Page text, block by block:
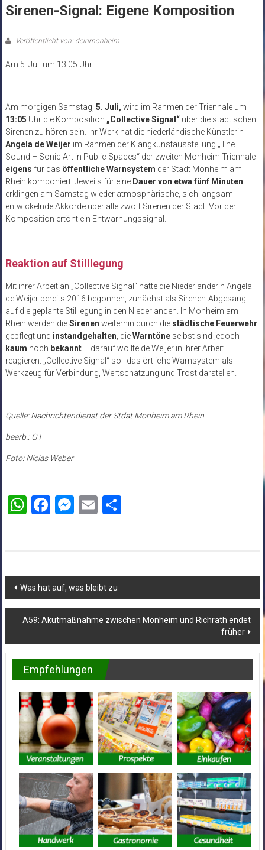
Sirenen-Signal: Eigene Komposition
Veröffentlicht von: deinmonheim
Am 5. Juli um 13.05 Uhr
Am morgigen Samstag, 5. Juli, wird im Rahmen der Triennale um
13:05 Uhr die Komposition „Collective Signal“über die städtischen
Sirenen zu hören sein. Ihr Werk hat die niederländische Künstlerin
Angela de Weijer im Rahmen der Klangkunstausstellung „The
Sound – Sonic Art in Public Spaces“ der zweiten Monheim Triennale
eigens für das öffentliche Warnsystem der Stadt Monheim am
Rhein komponiert. Jeweils für eineDauer von etwa fünf Minuten
erklingen am Samstag wieder atmosphärische, sich langsam
entwickelnde Akkorde über alle zwölf Sirenen der Stadt. Vor der
Komposition ertönt ein Entwarnungssignal.
Reaktion auf Stilllegung
Mit ihrer Arbeit an „Collective Signal“ hatte die Niederländerin Angela
de Weijer bereits 2016 begonnen, zunächst als Sirenen-Abgesang
auf die geplante Stilllegung in den Niederlanden. In Monheim am
Rhein werden dieSirenen weiterhin durch diestädtische Feuerwehr
gepflegt und instandgehalten, dieWarntöneselbst sind jedoch
kaum noch bekannt– darauf wollte de Weijer in ihrer Arbeit
reagieren. „Collective Signal“ soll das örtliche Warnsystem als
Werkzeug für Verbindung, Wertschätzung und Trost darstellen.
Quelle: Nachrichtendienst der Stdat Monheim am Rhein
bearb.: GT
Foto: Niclas Weber
WhatsApp
Facebook
Messenger
EmailTeilen
Beitragsnavigation
Was hat auf, was bleibt zu
A59: Akutmaßnahme zwischen Monheim und Richrath endet
früher
Empfehlungen